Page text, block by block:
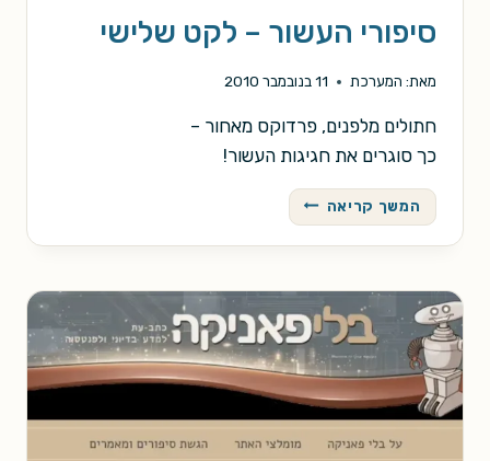
סיפורי העשור – לקט שלישי
מאת: המערכת 11 בנובמבר 2010
חתולים מלפנים, פרדוקס מאחור –
כך סוגרים את חגיגות העשור!
המשך קריאה סיפורי
העשור
–
שלישי